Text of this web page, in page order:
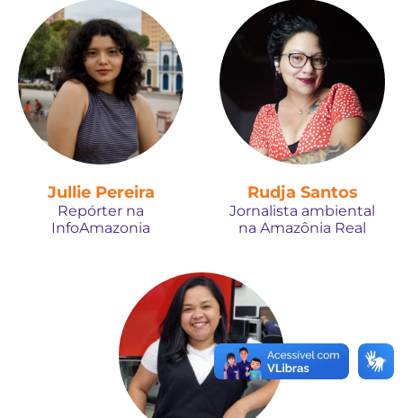
Jullie Pereira
Repórter na
InfoAmazonia
Rudja Santos
Jornalista ambiental
na Amazônia Real